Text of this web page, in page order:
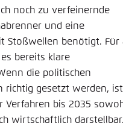
noch zu verfeinernde
und eine
Stoßwellen benötigt. Für
bereits klare
die politischen
richtig gesetzt werden,
Verfahren bis 2035
wirtschaftlich darstellbar.